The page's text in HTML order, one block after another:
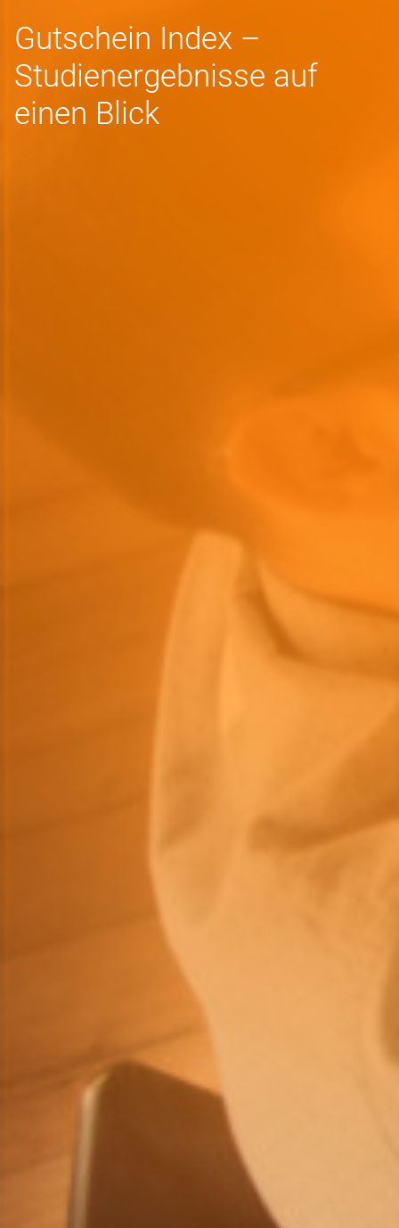
Gutschein Index –
Studienergebnisse auf
einen Blick